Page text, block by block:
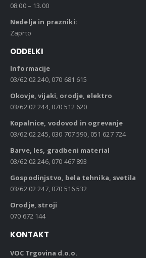
08:00 – 13.00
Nedelja in prazniki:
Zaprto
ODDELKI
Informacije
03/62 02 240, 070 681 615
Okovje, vijaki, orodje, elektro
03/62 02 244, 070 512 620
Kopalnice, vodovod in ogrevanje
03/62 02 245, 030 707 590, 051 627 724
Barve, les, gradbeni material
03/62 02 246, 070 467 893
Gospodinjstvo, bela tehnika, svetila
03/62 02 247, 070 516 532
Orodje, stroji
070 672 144
KONTAKT
VOC Trgovina d.o.o.